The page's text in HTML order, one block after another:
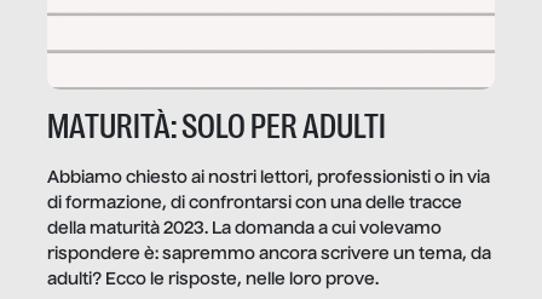
MATURITÀ: SOLO PER ADULTI
Abbiamo chiesto ai nostri lettori, professionisti o in via
di formazione, di confrontarsi con una delle tracce
della maturità 2023. La domanda a cui volevamo
rispondere è: sapremmo ancora scrivere un tema, da
adulti? Ecco le risposte, nelle loro prove.